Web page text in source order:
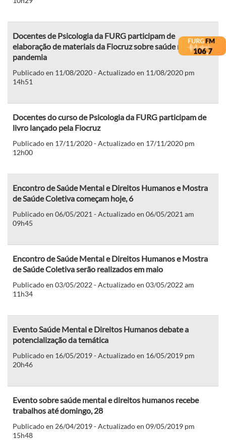
Docentes de Psicologia da FURG participam de
elaboração de materiais da Fiocruz sobre saúde mental e
pandemia
Publicado en 11/08/2020 - Actualizado en 11/08/2020 pm
14h51
Docentes do curso de Psicologia da FURG participam de
livro lançado pela Fiocruz
Publicado en 17/11/2020 - Actualizado en 17/11/2020 pm
12h00
Encontro de Saúde Mental e Direitos Humanos e Mostra
de Saúde Coletiva começam hoje, 6
Publicado en 06/05/2021 - Actualizado en 06/05/2021 am
09h45
Encontro de Saúde Mental e Direitos Humanos e Mostra
de Saúde Coletiva serão realizados em maio
Publicado en 03/05/2022 - Actualizado en 03/05/2022 am
11h34
Evento Saúde Mental e Direitos Humanos debate a
potencialização da temática
Publicado en 16/05/2019 - Actualizado en 16/05/2019 pm
20h46
Evento sobre saúde mental e direitos humanos recebe
trabalhos até domingo, 28
Publicado en 26/04/2019 - Actualizado en 09/05/2019 pm
15h48